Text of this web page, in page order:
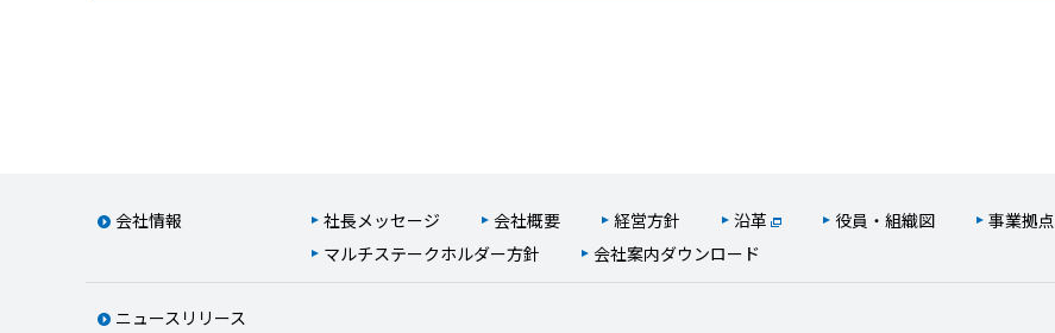
会社情報 社長メッセージ 会社概要 経営方針 沿革 役員・組織図 事業拠点
マルチステークホルダー方針
会社案内ダウンロード
ニュースリリース